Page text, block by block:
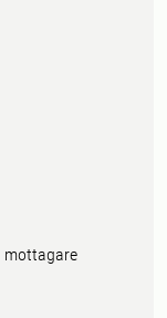
mottagare